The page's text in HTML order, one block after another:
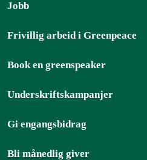
Jobb
Frivillig arbeid i Greenpeace
Book en greenspeaker
Underskriftskampanjer
Gi engangsbidrag
Bli månedlig giver